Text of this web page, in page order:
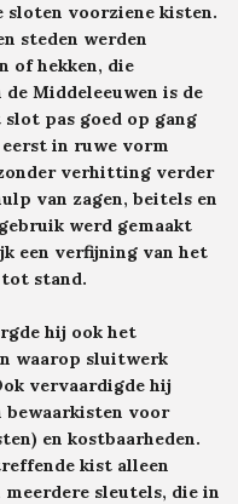
sloten voorziene kisten.
steden werden
of hekken, die
Middeleeuwen is de
pas goed op gang
eerst in ruwe vorm
verhitting verder
van zagen, beitels en
werd gemaakt
een verfijning van het
stand.
hij ook het
waarop sluitwerk
vervaardigde hij
bewaarkisten voor
en kostbaarheden.
kist alleen
sleutels, die in